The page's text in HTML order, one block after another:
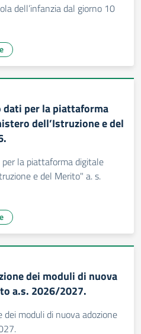
dell’infanzia dal giorno 10
per la piattaforma
dell’Istruzione e del
la piattaforma digitale
e del Merito" a. s.
dei moduli di nuova
a.s. 2026/2027.
moduli di nuova adozione